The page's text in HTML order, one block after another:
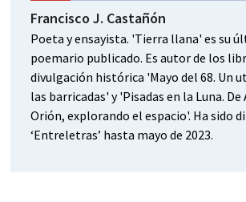
Francisco J. Castañón
Poeta y ensayista. 'Tierra llana' es su
poemario publicado. Es autor de los
divulgación histórica 'Mayo del 68. Un
las barricadas' y 'Pisadas en la Luna. De
Orión, explorando el espacio'. Ha sido
‘Entreletras’ hasta mayo de 2023.